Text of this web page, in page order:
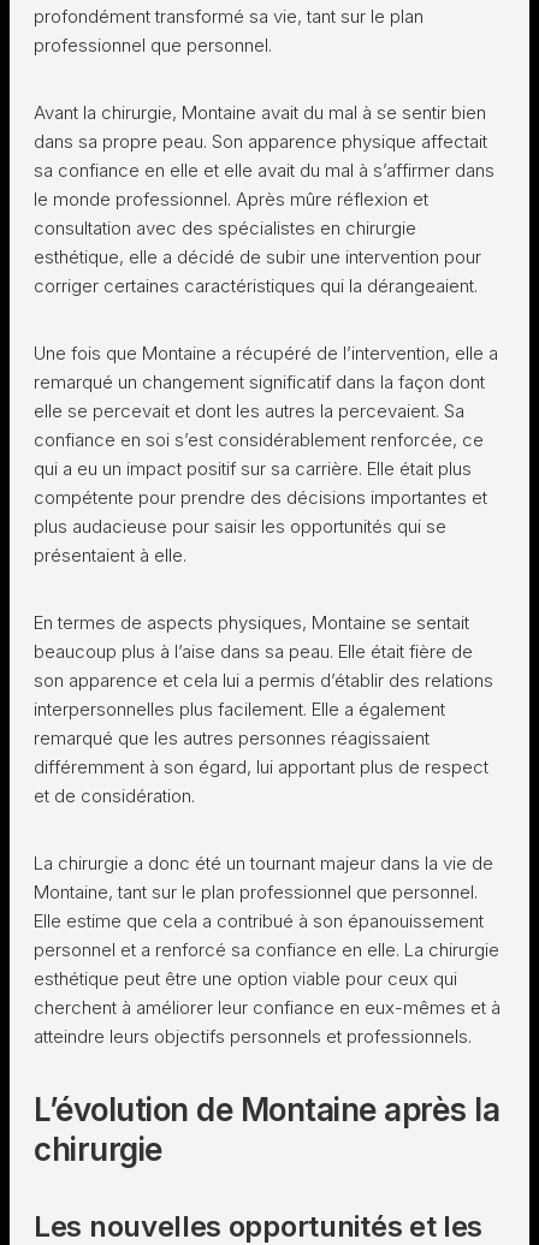
profondément transformé sa vie, tant sur le plan
professionnel que personnel.
Avant la chirurgie, Montaine avait du mal à se sentir bien
dans sa propre peau. Son apparence physique affectait
sa confiance en elle et elle avait du mal à s’affirmer dans
le monde professionnel. Après mûre réflexion et
consultation avec des spécialistes en chirurgie
esthétique, elle a décidé de subir une intervention pour
corriger certaines caractéristiques qui la dérangeaient.
Une fois que Montaine a récupéré de l’intervention, elle a
remarqué un changement significatif dans la façon dont
elle se percevait et dont les autres la percevaient. Sa
confiance en soi s’est considérablement renforcée, ce
qui a eu un impact positif sur sa carrière. Elle était plus
compétente pour prendre des décisions importantes et
plus audacieuse pour saisir les opportunités qui se
présentaient à elle.
En termes de aspects physiques, Montaine se sentait
beaucoup plus à l’aise dans sa peau. Elle était fière de
son apparence et cela lui a permis d’établir des relations
interpersonnelles plus facilement. Elle a également
remarqué que les autres personnes réagissaient
différemment à son égard, lui apportant plus de respect
et de considération.
La chirurgie a donc été un tournant majeur dans la vie de
Montaine, tant sur le plan professionnel que personnel.
Elle estime que cela a contribué à son épanouissement
personnel et a renforcé sa confiance en elle. La chirurgie
esthétique peut être une option viable pour ceux qui
cherchent à améliorer leur confiance en eux-mêmes et à
atteindre leurs objectifs personnels et professionnels.
L’évolution de Montaine après la
chirurgie
Les nouvelles opportunités et les